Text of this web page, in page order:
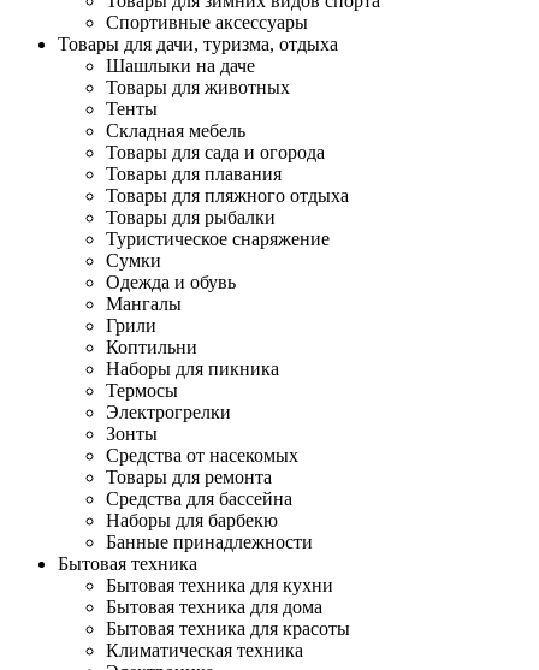
Спортивные аксессуары
Товары для дачи, туризма, отдыха
Шашлыки на даче
Товары для животных
Тенты
Складная мебель
Товары для сада и огорода
Товары для плавания
Товары для пляжного отдыха
Товары для рыбалки
Туристическое снаряжение
Сумки
Одежда и обувь
Мангалы
Грили
Коптильни
Наборы для пикника
Термосы
Электрогрелки
Зонты
Средства от насекомых
Товары для ремонта
Средства для бассейна
Наборы для барбекю
Банные принадлежности
Бытовая техника
Бытовая техника для кухни
Бытовая техника для дома
Бытовая техника для красоты
Климатическая техника